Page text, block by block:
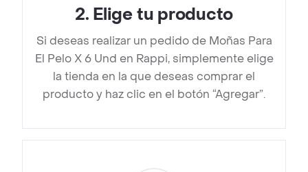
2. Elige tu producto
Si deseas realizar un pedido de Moñas Para
El Pelo X 6 Und en Rappi, simplemente elige
la tienda en la que deseas comprar el
producto y haz clic en el botón “Agregar”.